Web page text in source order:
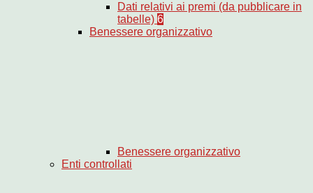
Dati relativi ai premi (da pubblicare in
tabelle) 6
Benessere organizzativo
Benessere organizzativo
Enti controllati